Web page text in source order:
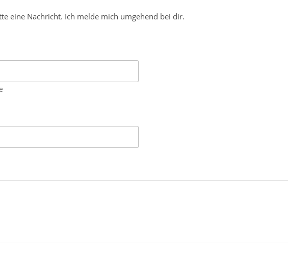
eine Nachricht. Ich melde mich umgehend bei dir.